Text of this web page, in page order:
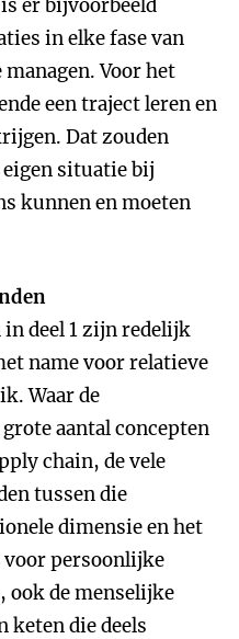
er bijvoorbeeld
in elke fase van
Voor het
een traject leren en
Dat zouden
situatie bij
kunnen en moeten
in deel 1 zijn redelijk
name voor relatieve
Waar de
aantal concepten
chain, de vele
tussen die
dimensie en het
persoonlijke
ook de menselijke
keten die deels